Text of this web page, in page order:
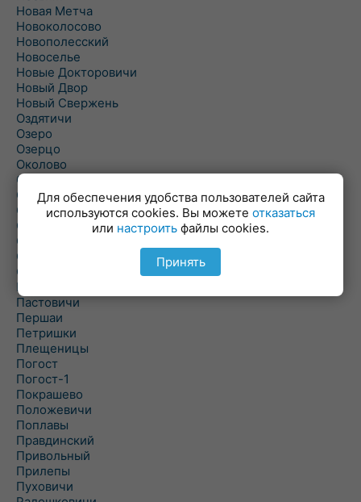
Новая Метча
Новоколосово
Новополесский
Новоселье
Новые Докторовичи
Новый Двор
Новый Свержень
Оздятичи
Озеро
Озерцо
Околово
Октябрь
Октябрьский
Олехновичи
Омговичи
Оношки
Осовец
Острошицкий Городок
Пасека
Пастовичи
Першаи
Петришки
Плещеницы
Погост
Погост-1
Покрашево
Положевичи
Поплавы
Правдинский
Привольный
Прилепы
Пуховичи
Для обеспечения удобства пользователей сайта
используются cookies. Вы можете отказаться
или настроить файлы cookies.
Принять